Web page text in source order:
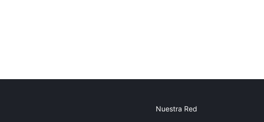
Nuestra Red